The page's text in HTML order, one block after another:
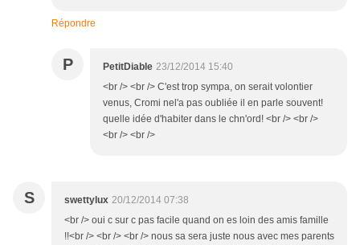
Répondre
P PetitDiable 23/12/2014 15:40
<br /> <br /> C'est trop sympa, on serait volontier
venus, Cromi nel'a pas oubliée il en parle souvent!
quelle idée d'habiter dans le chn'ord! <br /> <br />
<br /> <br />
S swettylux 20/12/2014 07:38
<br /> oui c sur c pas facile quand on es loin des amis famille
!!<br /> <br /> <br /> nous sa sera juste nous avec mes parents